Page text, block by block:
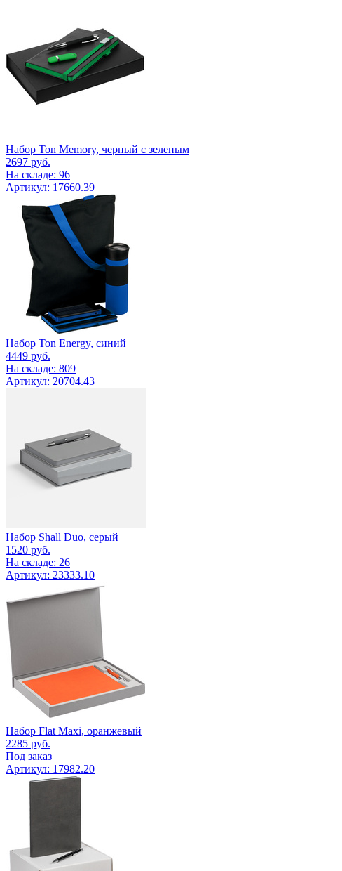
Набор Ton Memory, черный с зеленым
2697 руб.
На складе: 96
Артикул: 17660.39
Набор Ton Energy, синий
4449 руб.
На складе: 809
Артикул: 20704.43
Набор Shall Duo, серый
1520 руб.
На складе: 26
Артикул: 23333.10
Набор Flat Maxi, оранжевый
2285 руб.
Под заказ
Артикул: 17982.20